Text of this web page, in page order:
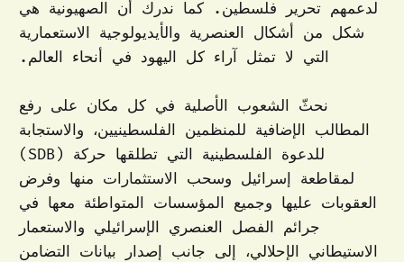
لدعمهم تحرير فلسطين. كما ندرك أن الصهيونية هي
شكل من أشكال العنصرية والأيديولوجية الاستعمارية
التي لا تمثل آراء كل اليهود في أنحاء العالم.
نحثّ الشعوب الأصلية في كل مكان على رفع
المطالب الإضافية للمنظمين الفلسطينيين، والاستجابة
للدعوة الفلسطينية التي تطلقها حركة (BDS)
لمقاطعة إسرائيل وسحب الاستثمارات منها وفرض
العقوبات عليها وجميع المؤسسات المتواطئة معها في
جرائم الفصل العنصري الإسرائيلي والاستعمار
الاستيطاني الإحلالي، إلى جانب إصدار بيانات التضامن